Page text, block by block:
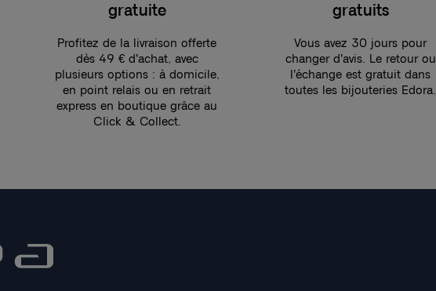
gratuite
Profitez de la livraison offerte
dès 49 € d’achat, avec
plusieurs options : à domicile,
en point relais ou en retrait
express en boutique grâce au
Click & Collect.
gratuits
Vous avez 30 jours pour
changer d’avis. Le retour ou
l’échange est gratuit dans
toutes les bijouteries Edora.